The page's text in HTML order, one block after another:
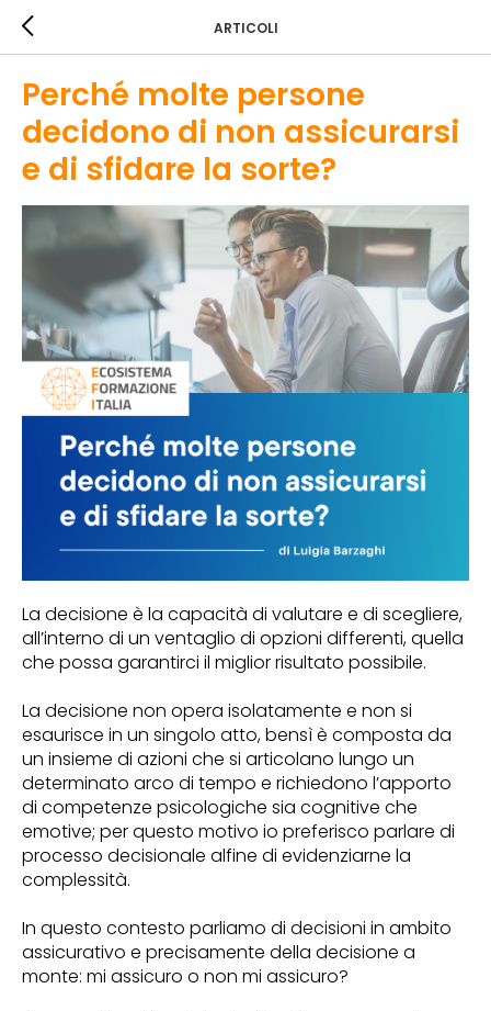
ARTICOLI
Perché molte persone
decidono di non assicurarsi
e di sfidare la sorte?
La decisione è la capacità di valutare e di scegliere,
all’interno di un ventaglio di opzioni differenti, quella
che possa garantirci il miglior risultato possibile.
La decisione non opera isolatamente e non si
esaurisce in un singolo atto, bensì è composta da
un insieme di azioni che si articolano lungo un
determinato arco di tempo e richiedono l’apporto
di competenze psicologiche sia cognitive che
emotive; per questo motivo io preferisco parlare di
processo decisionale alfine di evidenziarne la
complessità.
In questo contesto parliamo di decisioni in ambito
assicurativo e precisamente della decisione a
monte: mi assicuro o non mi assicuro?